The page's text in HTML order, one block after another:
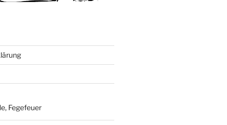
Fegefeuer